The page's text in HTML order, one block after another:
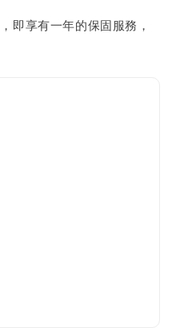
即享有一年的保固服務，